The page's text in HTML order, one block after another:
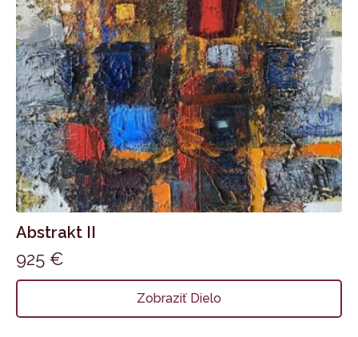
Abstrakt II
925 €
Zobraziť Dielo